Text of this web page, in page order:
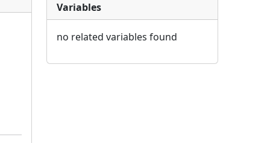
Variables
no related variables found